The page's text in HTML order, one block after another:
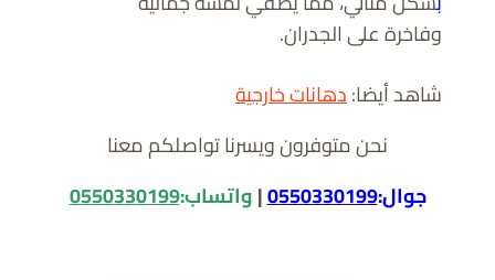
وفاخرة على الجدران.
شاهد أيضا:دهانات خارجية
نحن متوفرون ويسرنا تواصلكم معنا
جوال:0550330199
|واتساب:0550330199